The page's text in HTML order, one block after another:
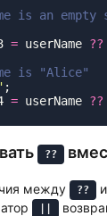
= userName ??
= userName ??
??
между ??